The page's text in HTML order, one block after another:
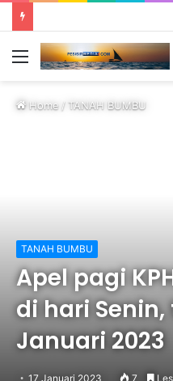
Menu
Home/ TANAH BUMBU
TANAH BUMBU
Apel pagi
di hari
Januari 2023
17 Januari 2023 7